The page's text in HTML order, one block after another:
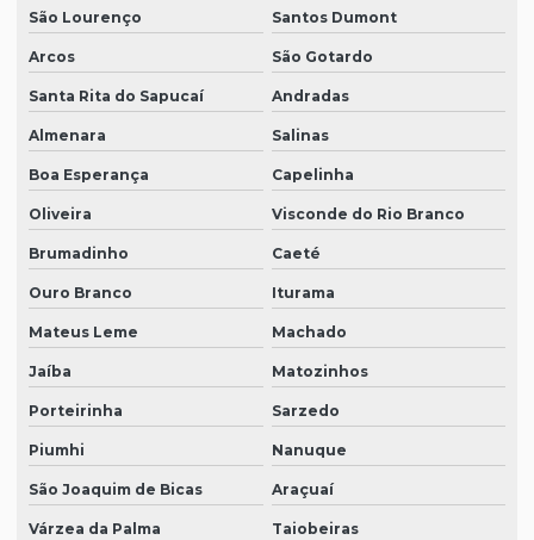
São Lourenço Santos Dumont
Arcos São Gotardo
Santa Rita do Sapucaí Andradas
Almenara Salinas
Boa Esperança Capelinha
Oliveira Visconde do Rio Branco
Brumadinho Caeté
Ouro Branco Iturama
Mateus Leme Machado
Jaíba Matozinhos
Porteirinha Sarzedo
Piumhi Nanuque
São Joaquim de Bicas Araçuaí
Várzea da Palma Taiobeiras